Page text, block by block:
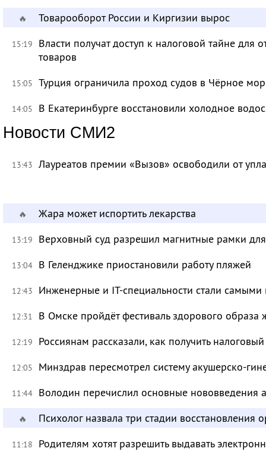
🔥 Товарооборот России и Киргизии вырос
15:19
Власти получат доступ к налоговой тайне для
товаров
15:05 Турция ограничила проход судов в Чёрное
14:05 В Екатеринбурге восстановили холодное
Новости СМИ2
13:43 Лауреатов премии «Вызов» освободили от
🔥 Жара может испортить лекарства
13:19 Верховный суд разрешил магнитные рамки
13:04 В Геленджике приостановили работу пляжей
12:43 Инженерные и IT-специальности стали
12:31 В Омске пройдёт фестиваль здорового
12:19 Россиянам рассказали, как получить
12:05 Минздрав пересмотрел систему акушерско-
11:44 Володин перечислил основные нововведения
🔥 Психолог назвала три стадии восстановления
11:18
Родителям хотят разрешить выдавать